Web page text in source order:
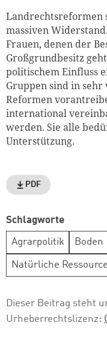
Landrechtsreformen
massiven
Frauen, denen der
Großgrundbesitz
politischem Einfluss
Gruppen sind in
Reformen
international
werden. Sie alle
Unterstützung.
PDF
Schlagworte
Agrarpolitik Boden
Natürliche
Dieser Beitrag steht
Urheberrechtslizenz: